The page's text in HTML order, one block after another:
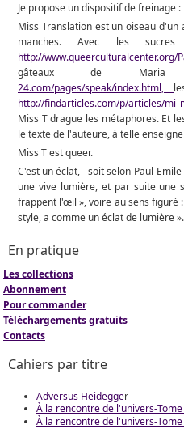
Je propose un dispositif de freinage
Miss Translation est un oiseau
manches. Avec les
http://www.queerculturalcenter.org/
gâteaux de
24.com/pages/speak/index.html,
http://findarticles.com/p/articles/
Miss T drague les métaphores. Et
le texte de l'auteure, à telle
Miss T est queer.
C'est un éclat, - soit selon Paul-
une vive lumière, et par suite une
frappent l'œil », voire au sens figuré
style, a comme un éclat de lumière ».
En pratique
Les collections
Abonnement
Pour commander
Téléchargements gratuits
Contacts
Cahiers par titre
Adversus Heidegger
À la rencontre de l'univers-Tome
À la rencontre de l'univers-